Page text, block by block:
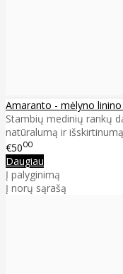
Amaranto - mėlyno
Stambių medinių rankų
natūralumą ir
€5000
Daugiau
Į palyginimą
Į norų sąrašą